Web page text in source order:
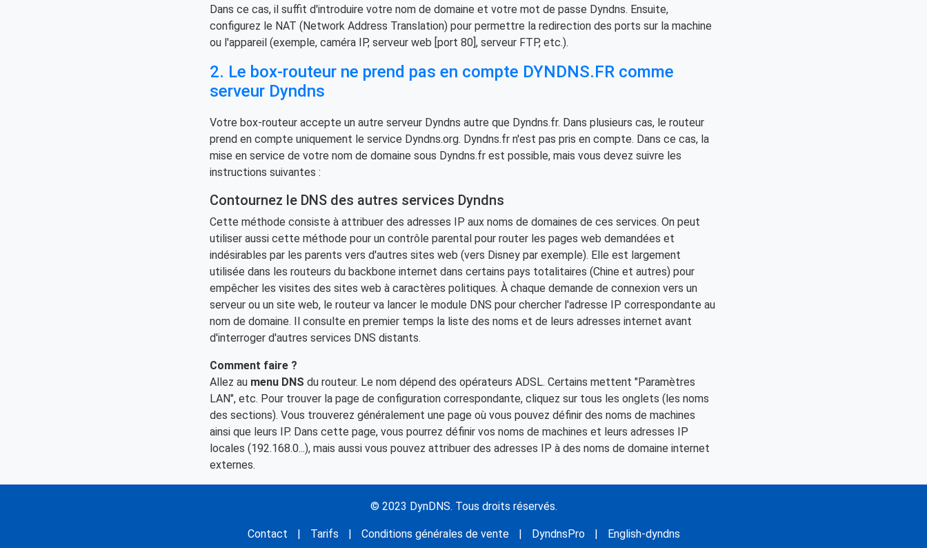
Dans ce cas, il suffit d'introduire votre nom de domaine et votre mot de passe Dyndns. Ensuite,
configurez le NAT (Network Address Translation) pour permettre la redirection des ports sur la machine
ou l'appareil (exemple, caméra IP, serveur web [port 80], serveur FTP, etc.).
2. Le box-routeur ne prend pas en compte DYNDNS.FR comme
serveur Dyndns
Votre box-routeur accepte un autre serveur Dyndns autre que Dyndns.fr. Dans plusieurs cas, le routeur
prend en compte uniquement le service Dyndns.org. Dyndns.fr n'est pas pris en compte. Dans ce cas, la
mise en service de votre nom de domaine sous Dyndns.fr est possible, mais vous devez suivre les
instructions suivantes :
Contournez le DNS des autres services Dyndns
Cette méthode consiste à attribuer des adresses IP aux noms de domaines de ces services. On peut
utiliser aussi cette méthode pour un contrôle parental pour router les pages web demandées et
indésirables par les parents vers d'autres sites web (vers Disney par exemple). Elle est largement
utilisée dans les routeurs du backbone internet dans certains pays totalitaires (Chine et autres) pour
empêcher les visites des sites web à caractères politiques. À chaque demande de connexion vers un
serveur ou un site web, le routeur va lancer le module DNS pour chercher l'adresse IP correspondante au
nom de domaine. Il consulte en premier temps la liste des noms et de leurs adresses internet avant
d'interroger d'autres services DNS distants.
Comment faire ?
Allez au menu DNS du routeur. Le nom dépend des opérateurs ADSL. Certains mettent "Paramètres
LAN", etc. Pour trouver la page de configuration correspondante, cliquez sur tous les onglets (les noms
des sections). Vous trouverez généralement une page où vous pouvez définir des noms de machines
ainsi que leurs IP. Dans cette page, vous pourrez définir vos noms de machines et leurs adresses IP
locales (192.168.0...), mais aussi vous pouvez attribuer des adresses IP à des noms de domaine internet
externes.
© 2023 DynDNS. Tous droits réservés.
Contact | Tarifs | Conditions générales de vente | DyndnsPro | English-dyndns